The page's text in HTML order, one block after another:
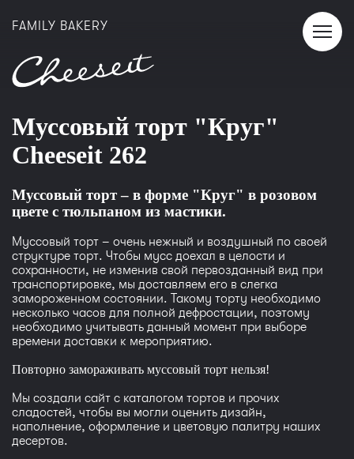
FAMILY BAKERY
Муссовый торт "Круг"
Cheeseit 262
Муссовый торт – в форме "Круг" в розовом
цвете с тюльпаном из мастики.
Муссовый торт – очень нежный и воздушный по своей
структуре торт. Чтобы мусс доехал в целости и
сохранности, не изменив свой первозданный вид при
транспортировке, мы доставляем его в слегка
замороженном состоянии. Такому торту необходимо
несколько часов для полной дефростации, поэтому
необходимо учитывать данный момент при выборе
времени доставки к мероприятию.
Повторно замораживать муссовый торт нельзя!
Мы создали сайт с каталогом тортов и прочих
сладостей, чтобы вы могли оценить дизайн,
наполнение, оформление и цветовую палитру наших
десертов.